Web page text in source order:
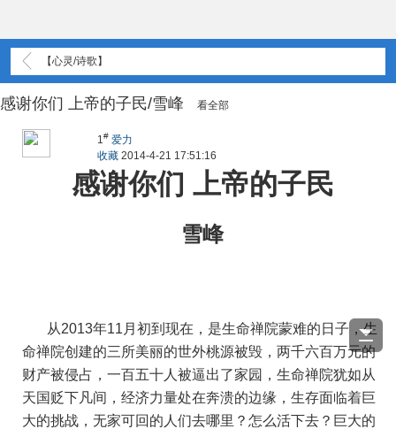
【心灵/诗歌】
感谢你们 上帝的子民/雪峰 看全部
1# 爱力
收藏 2014-4-21 17:51:16
感谢你们 上帝的子民
雪峰
从2013年11月初到现在，是生命禅院蒙难的日子，生
命禅院创建的三所美丽的世外桃源被毁，两千六百万元的
财产被侵占，一百五十人被逼出了家园，生命禅院犹如从
天国贬下凡间，经济力量处在奔溃的边缘，生存面临着巨
大的挑战，无家可回的人们去哪里？怎么活下去？巨大的